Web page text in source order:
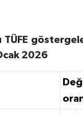
TÜFE
2026